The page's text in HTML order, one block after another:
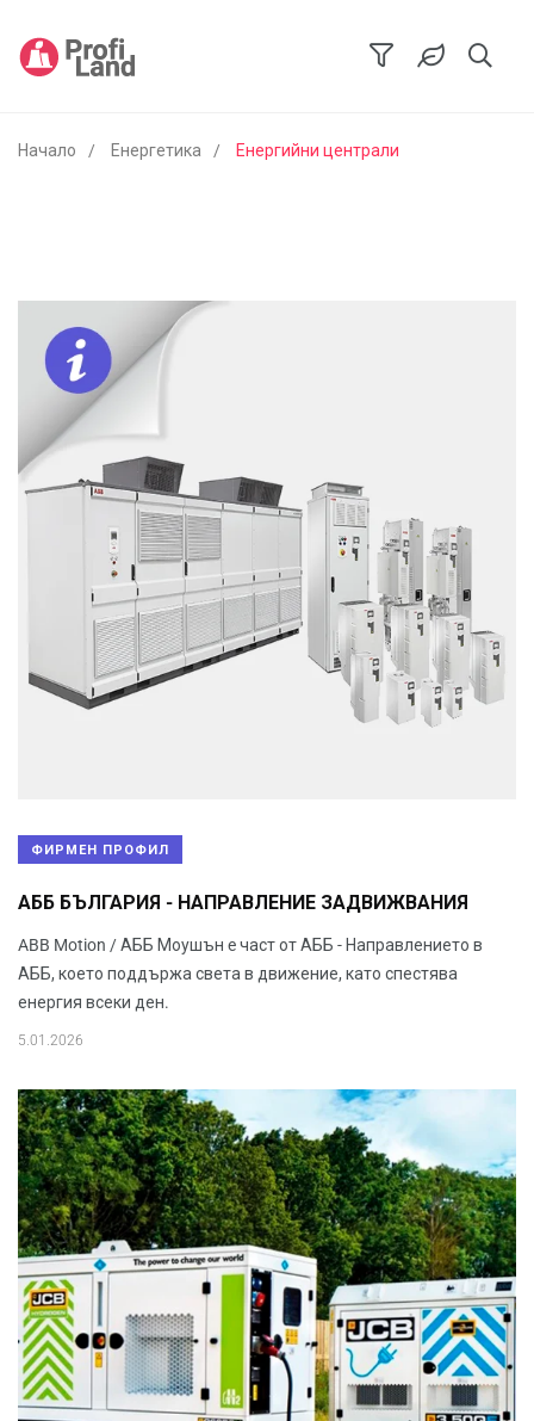
Начало Енергетика Енергийни централи
ФИРМЕН ПРОФИЛ
АББ БЪЛГАРИЯ - НАПРАВЛЕНИЕ ЗАДВИЖВАНИЯ
ABB Motion / АББ Моушън e част от АББ - Направлението в
АББ, което поддържа света в движение, като спестява
енергия всеки ден.
5.01.2026